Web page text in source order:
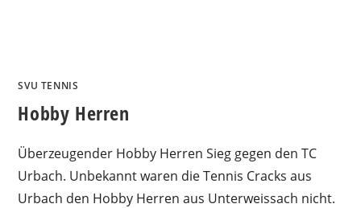
SVU TENNIS
Hobby Herren
Überzeugender Hobby Herren Sieg gegen den TC
Urbach. Unbekannt waren die Tennis Cracks aus
Urbach den Hobby Herren aus Unterweissach nicht.